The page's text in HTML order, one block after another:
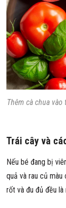
Thêm cà chua
Trái cây và
Nếu bé đang bị
quả và rau củ
rốt và đu đủ đều là